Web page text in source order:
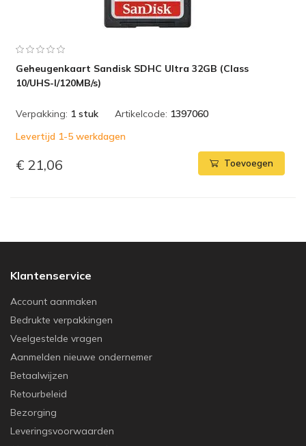
Geheugenkaart Sandisk SDHC Ultra 32GB (Class
10/UHS-I/120MB/s)
Verpakking: 1 stuk Artikelcode: 1397060
Levertijd 1-5 werkdagen
€ 21,06 Toevoegen
Klantenservice
Account aanmaken
Bedrukte verpakkingen
Veelgestelde vragen
Aanmelden nieuwe ondernemer
Betaalwijzen
Retourbeleid
Bezorging
Leveringsvoorwaarden